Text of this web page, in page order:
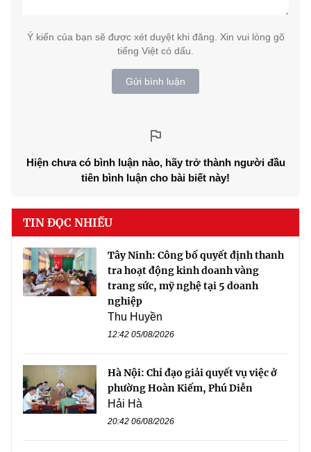
Ý kiến của bạn sẽ được xét duyệt khi đăng. Xin vui lòng gõ
tiếng Việt có dấu.
Gửi bình luận
Hiện chưa có bình luận nào, hãy trở thành người đầu
tiên bình luận cho bài biết này!
TIN ĐỌC NHIỀU
Tây Ninh: Công bố quyết định thanh
tra hoạt động kinh doanh vàng
trang sức, mỹ nghệ tại 5 doanh
nghiệp
Thu Huyền
12:42 05/08/2026
Hà Nội: Chỉ đạo giải quyết vụ việc ở
phường Hoàn Kiếm, Phú Diễn
Hải Hà
20:42 06/08/2026